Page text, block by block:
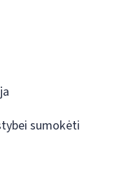
sumokėti